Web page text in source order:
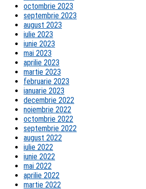
octombrie 2023
septembrie 2023
august 2023
iulie 2023
iunie 2023
mai 2023
aprilie 2023
martie 2023
februarie 2023
ianuarie 2023
decembrie 2022
noiembrie 2022
octombrie 2022
septembrie 2022
august 2022
iulie 2022
iunie 2022
mai 2022
aprilie 2022
martie 2022